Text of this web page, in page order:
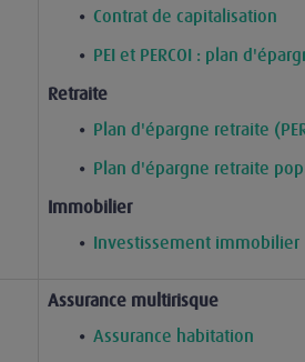
Contrat de capitalisation
PEI et PERCOI : plan
Retraite
Plan d'épargne retraite
Plan d'épargne retraite
Immobilier
Investissement immobilier
Assurance multirisque
Assurance habitation